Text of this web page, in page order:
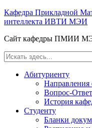
Кафедра Прикладной
интеллекта ИВТИ МЭИ
Сайт кафедры ПМИИ
Абитуриенту
Направления
Вопрос-Ответ
История
Студенту
Бланки